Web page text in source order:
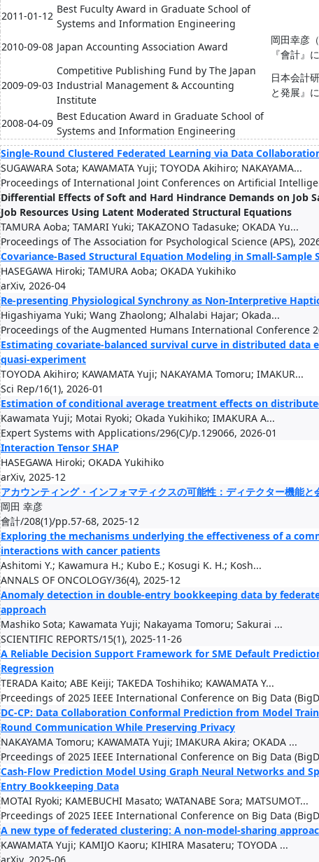
2011-01-12
Best Fuculty Award in Graduate School of
Systems and Information Engineering
2010-09-08 Japan Accounting Association Award
岡田幸彦
『會計』
2009-09-03
Competitive Publishing Fund by The Japan
Industrial Management & Accounting
Institute
日本会計
と発展』
2008-04-09
Best Education Award in Graduate School of
Systems and Information Engineering
Single-Round Clustered Federated Learning via Data
SUGAWARA Sota; KAWAMATA Yuji; TOYODA Akihiro; NAKAYAMA...
Proceedings of International Joint Conferences on Artificial
Differential Effects of Soft and Hard Hindrance Demands on Job
Job Resources Using Latent Moderated Structural Equations
TAMURA Aoba; TAMARI Yuki; TAKAZONO Tadasuke; OKADA Yu...
Proceedings of The Association for Psychological Science (APS),
Covariance-Based Structural Equation Modeling in Small-Sample
HASEGAWA Hiroki; TAMURA Aoba; OKADA Yukihiko
arXiv, 2026-04
Re-presenting Physiological Synchrony as Non-Interpretive
Higashiyama Yuki; Wang Zhaolong; Alhalabi Hajar; Okada...
Proceedings of the Augmented Humans International Conference
Estimating covariate-balanced survival curve in distributed
quasi-experiment
TOYODA Akihiro; KAWAMATA Yuji; NAKAYAMA Tomoru; IMAKUR...
Sci Rep/16(1), 2026-01
Estimation of conditional average treatment effects on
Kawamata Yuji; Motai Ryoki; Okada Yukihiko; IMAKURA A...
Expert Systems with Applications/296(C)/p.129066, 2026-01
Interaction Tensor SHAP
HASEGAWA Hiroki; OKADA Yukihiko
arXiv, 2025-12
アカウンティング・インフォマティクスの可能性：ディテクター機能と
岡田 幸彦
會計/208(1)/pp.57-68, 2025-12
Exploring the mechanisms underlying the effectiveness of a
interactions with cancer patients
Ashitomi Y.; Kawamura H.; Kubo E.; Kosugi K. H.; Kosh...
ANNALS OF ONCOLOGY/36(4), 2025-12
Anomaly detection in double-entry bookkeeping data by
approach
Mashiko Sota; Kawamata Yuji; Nakayama Tomoru; Sakurai ...
SCIENTIFIC REPORTS/15(1), 2025-11-26
A Reliable Decision Support Framework for SME Default
Regression
TERADA Kaito; ABE Keiji; TAKEDA Toshihiko; KAWAMATA Y...
Prceedings of 2025 IEEE International Conference on Big Data
DC-CP: Data Collaboration Conformal Prediction from Model
Round Communication While Preserving Privacy
NAKAYAMA Tomoru; KAWAMATA Yuji; IMAKURA Akira; OKADA ...
Prceedings of 2025 IEEE International Conference on Big Data
Cash-Flow Prediction Model Using Graph Neural Networks and
Entry Bookkeeping Data
MOTAI Ryoki; KAMEBUCHI Masato; WATANABE Sora; MATSUMOT...
Prceedings of 2025 IEEE International Conference on Big Data
A new type of federated clustering: A non-model-sharing
KAWAMATA Yuji; KAMIJO Kaoru; KIHIRA Masateru; TOYODA ...